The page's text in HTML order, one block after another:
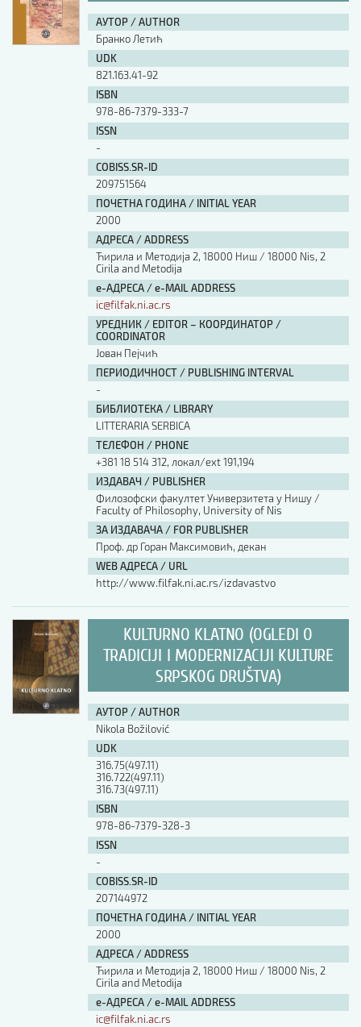
АУТОР / AUTHOR
Бранко Летић
UDK
821.163.41-92
ISBN
978-86-7379-333-7
ISSN
-
COBISS.SR-ID
209751564
ПОЧЕТНА ГОДИНА / INITIAL YEAR
2000
АДРЕСА / ADDRESS
Ћирила и Методија 2, 18000 Ниш / 18000 Nis, 2
Cirila and Metodija
е-АДРЕСА / e-MAIL ADDRESS
ic@filfak.ni.ac.rs
УРЕДНИК / EDITOR – КООРДИНАТОР /
COORDINATOR
Јован Пејчић
ПЕРИОДИЧНОСТ / PUBLISHING INTERVAL
-
БИБЛИОТЕКА / LIBRARY
LITTERARIA SERBICA
ТЕЛЕФОН / PHONE
+381 18 514 312, локал/ext 191,194
ИЗДАВАЧ / PUBLISHER
Филозофски факултет Универзитета у Нишу /
Faculty of Philosophy, University of Nis
ЗА ИЗДАВАЧА / FOR PUBLISHER
Проф. др Горан Максимовић, декан
WEB АДРЕСА / URL
http://www.filfak.ni.ac.rs/izdavastvo
KULTURNO KLATNO (OGLEDI O
TRADICIJI I MODERNIZACIJI KULTURE
SRPSKOG DRUŠTVA)
АУТОР / AUTHOR
Nikola Božilović
UDK
316.75(497.11)
316.722(497.11)
316.73(497.11)
ISBN
978-86-7379-328-3
ISSN
-
COBISS.SR-ID
207144972
ПОЧЕТНА ГОДИНА / INITIAL YEAR
2000
АДРЕСА / ADDRESS
Ћирила и Методија 2, 18000 Ниш / 18000 Nis, 2
Cirila and Metodija
е-АДРЕСА / e-MAIL ADDRESS
ic@filfak.ni.ac.rs